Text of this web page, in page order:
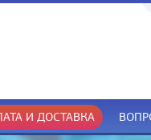
И ДОСТАВКА